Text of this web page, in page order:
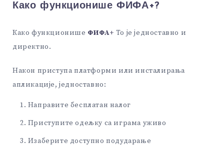
Како функционише ФИФА+?
Како функционише ФИФА+ То је једноставно и
директно.
Након приступа платформи или инсталирања
апликације, једноставно:
Направите бесплатан налог
Приступите одељку са играма уживо
Изаберите доступно подударање